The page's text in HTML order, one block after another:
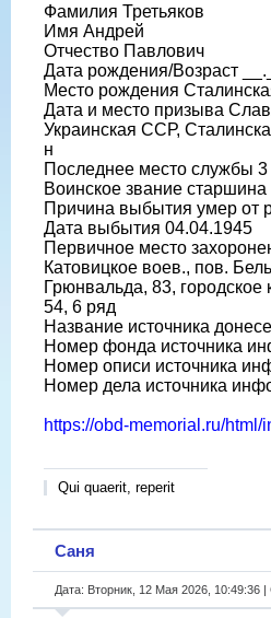
Фамилия Третьяков
Имя Андрей
Отчество Павлович
Дата рождения/Возраст
Место рождения
Дата и место призыва
Украинская ССР,
н
Последнее место службы 3
Воинское звание старшина
Причина выбытия умер от
Дата выбытия 04.04.1945
Первичное место
Катовицкое воев., пов.
Грюнвальда, 83,
54, 6 ряд
Название источника
Номер фонда источника
Номер описи источника
Номер дела источника
https://obd-memorial.ru/
Qui quaerit, reperit
Саня
Дата: Вторник, 12 Мая 2026, 10:49:36